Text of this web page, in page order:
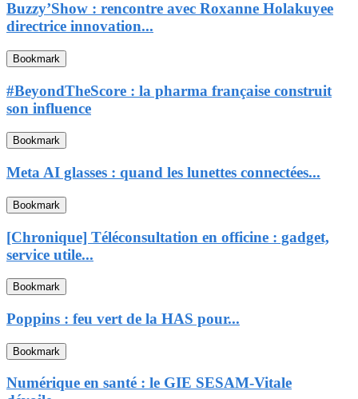
Buzzy’Show : rencontre avec Roxanne Holakuyee
directrice innovation...
Bookmark
#BeyondTheScore : la pharma française construit
son influence
Bookmark
Meta AI glasses : quand les lunettes connectées...
Bookmark
[Chronique] Téléconsultation en officine : gadget,
service utile...
Bookmark
Poppins : feu vert de la HAS pour...
Bookmark
Numérique en santé : le GIE SESAM-Vitale